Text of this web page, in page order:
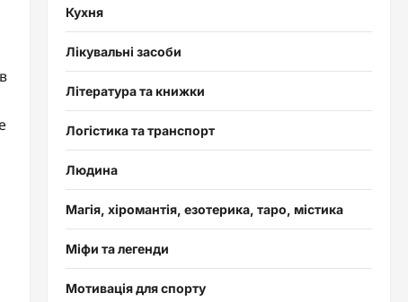
Кухня
Лікувальні засоби
Література та книжки
Логістика та транспорт
Людина
Магія, хіромантія, езотерика, таро, містика
Міфи та легенди
Мотивація для спорту